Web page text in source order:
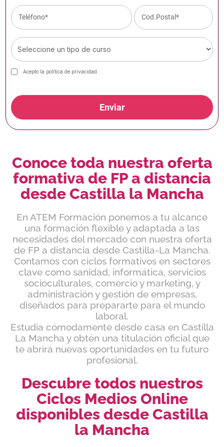
Acepto la política de privacidad
Enviar
Conoce toda nuestra oferta
formativa de FP a distancia
desde Castilla la Mancha
En ATEM Formación ponemos a tu alcance
una formación flexible y adaptada a las
necesidades del mercado con nuestra oferta
de FP a distancia desde Castilla-La Mancha.
Contamos con ciclos formativos en sectores
clave como sanidad, informática, servicios
socioculturales, comercio y marketing, y
administración y gestión de empresas,
diseñados para prepararte para el mundo
laboral.
Estudia cómodamente desde casa en Castilla
La Mancha y obtén una titulación oficial que
te abrirá nuevas oportunidades en tu futuro
profesional.
Descubre todos nuestros
Ciclos Medios Online
disponibles desde Castilla
la Mancha